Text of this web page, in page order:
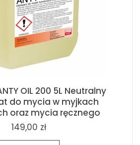
OIL 200 5L Neutralny
do mycia w myjkach
oraz mycia ręcznego
149,00 zł